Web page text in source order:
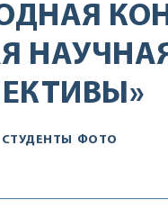
СТУДЕНТЫ ФОТО